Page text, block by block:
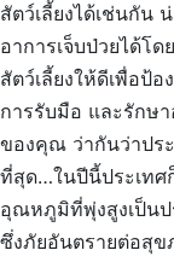
สัตว์เลี้ยงได้เช่นกัน
อาการเจ็บป่วยได้โด
สัตว์เลี้ยงให้ดีเพื่อป้
การรับมือ และรักษ
ของคุณ ว่ากันว่าปร
ที่สุด…ในปีนี้ประเทศ
อุณหภูมิที่พุ่งสูงเป็น
ซึ่งภัยอันตรายต่อสุข